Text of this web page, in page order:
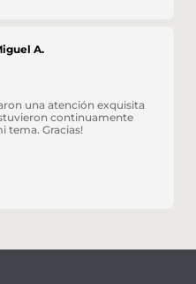
A.
una atención exquisita
continuamente
tema. Gracias!